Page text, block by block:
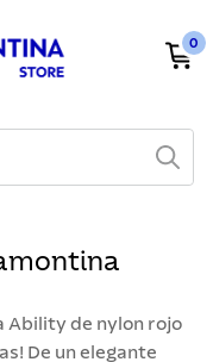
0
Ability de nylon rojo
De un elegante